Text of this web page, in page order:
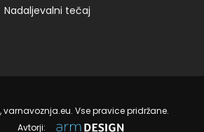
Nadaljevalni tečaj
Vse pravice pridržane.
Avtorji: